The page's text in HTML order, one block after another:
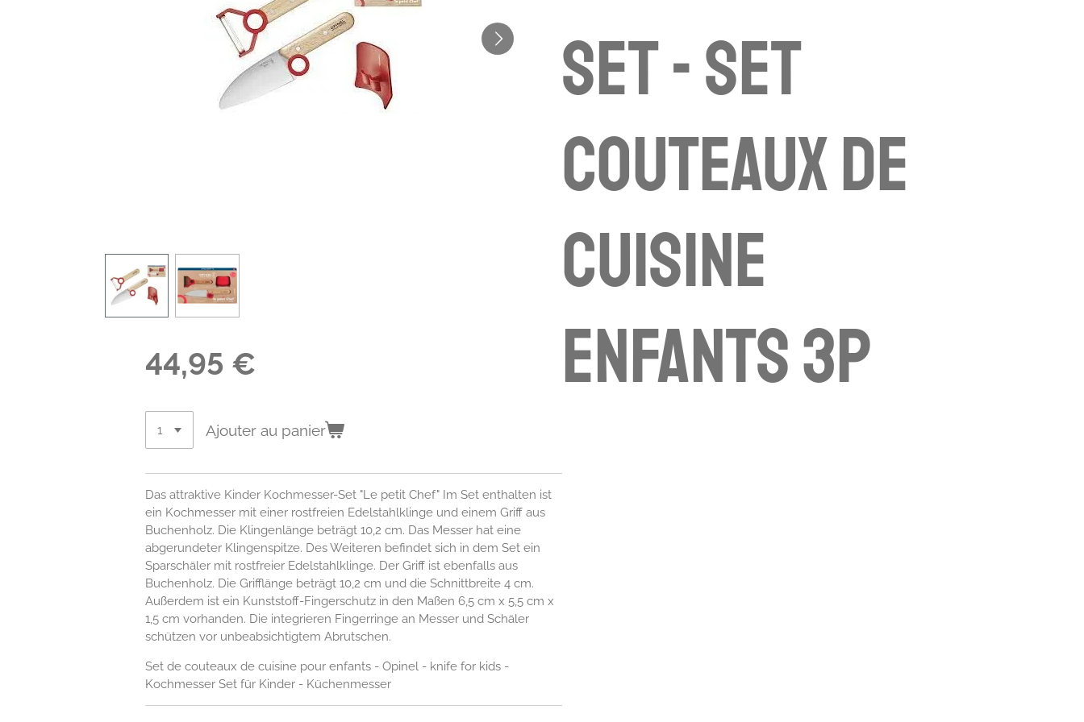
Set - set
couteaux de
cuisine
enfants 3P
44,95 €
Ajouter au panier
Das attraktive Kinder Kochmesser-Set "Le petit Chef" Im Set enthalten ist
ein Kochmesser mit einer rostfreien Edelstahlklinge und einem Griff aus
Buchenholz. Die Klingenlänge beträgt 10,2 cm. Das Messer hat eine
abgerundeter Klingenspitze. Des Weiteren befindet sich in dem Set ein
Sparschäler mit rostfreier Edelstahlklinge. Der Griff ist ebenfalls aus
Buchenholz. Die Grifflänge beträgt 10,2 cm und die Schnittbreite 4 cm.
Außerdem ist ein Kunststoff-Fingerschutz in den Maßen 6,5 cm x 5,5 cm x
1,5 cm vorhanden. Die integrieren Fingerringe an Messer und Schäler
schützen vor unbeabsichtigtem Abrutschen.
Set de couteaux de cuisine pour enfants - Opinel - knife for kids -
Kochmesser Set für Kinder - Küchenmesser